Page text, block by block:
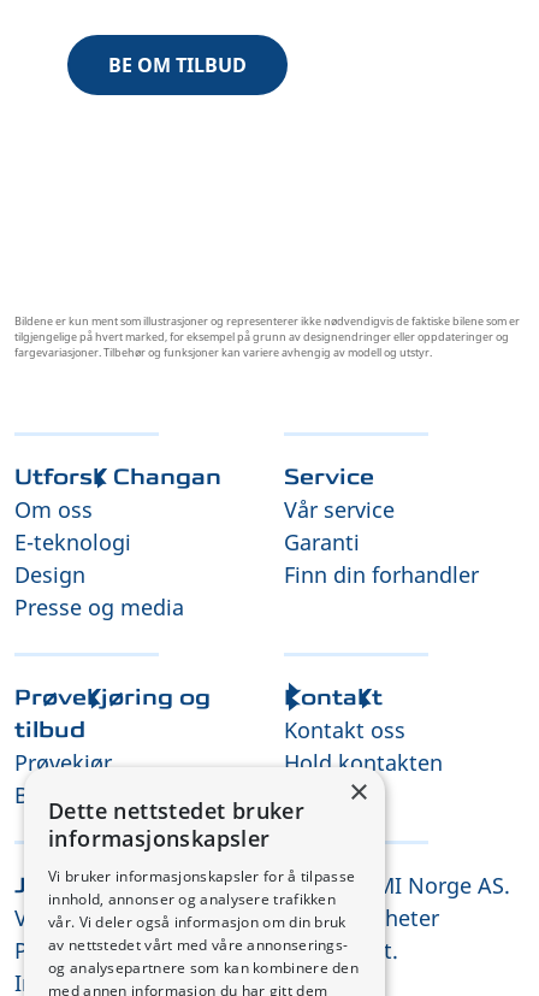
BE OM TILBUD
Bildene er kun ment som illustrasjoner og representerer ikke nødvendigvis de faktiske bilene som er
tilgjengelige på hvert marked, for eksempel på grunn av designendringer eller oppdateringer og
fargevariasjoner. Tilbehør og funksjoner kan variere avhengig av modell og utstyr.
Utforsk Changan
Om oss
E-teknologi
Design
Presse og media
Service
Vår service
Garanti
Finn din forhandler
Prøvekjøring og
tilbud
Prøvekjør
Be om tilbud
Kontakt
Kontakt oss
Hold kontakten
Juridisk
Vilkår og betingelser
Personvernerklæring
Informasjonskapsler
© 2026 CMI Norge AS.
Alle rettigheter
forbeholdt.
×
Dette nettstedet bruker
informasjonskapsler
Vi bruker informasjonskapsler for å tilpasse
innhold, annonser og analysere trafikken
vår. Vi deler også informasjon om din bruk
av nettstedet vårt med våre annonserings-
og analysepartnere som kan kombinere den
med annen informasjon du har gitt dem